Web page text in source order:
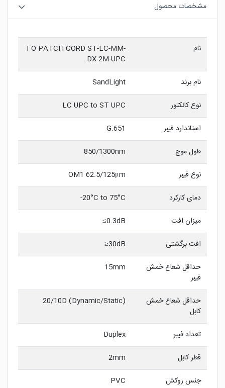
مشخصات محصول
نام
FO PATCH CORD ST-LC-MM-
DX-2M-UPC
نام برند
SandLight
نوع کانکتور
LC UPC to ST UPC
استاندارد فیبر
G.651
طول موج
850/1300nm
نوع فیبر
OM1 62.5/125μm
دمای کارکرد
20°C to 75°C-
میزان افت
0.3dB≥
افت برگشتی
30dB≤
حداقل شعاع خمش
فیبر
15mm
حداقل شعاع خمش
کابل
20/10D (Dynamic/Static)
تعداد فیبر
Duplex
قطر کابل
2mm
جنس روکش
PVC